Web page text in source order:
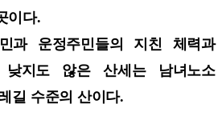
이다.
과 운정주민들의 지친 체력과
낮지도 않은 산세는 남녀노소
길 수준의 산이다.